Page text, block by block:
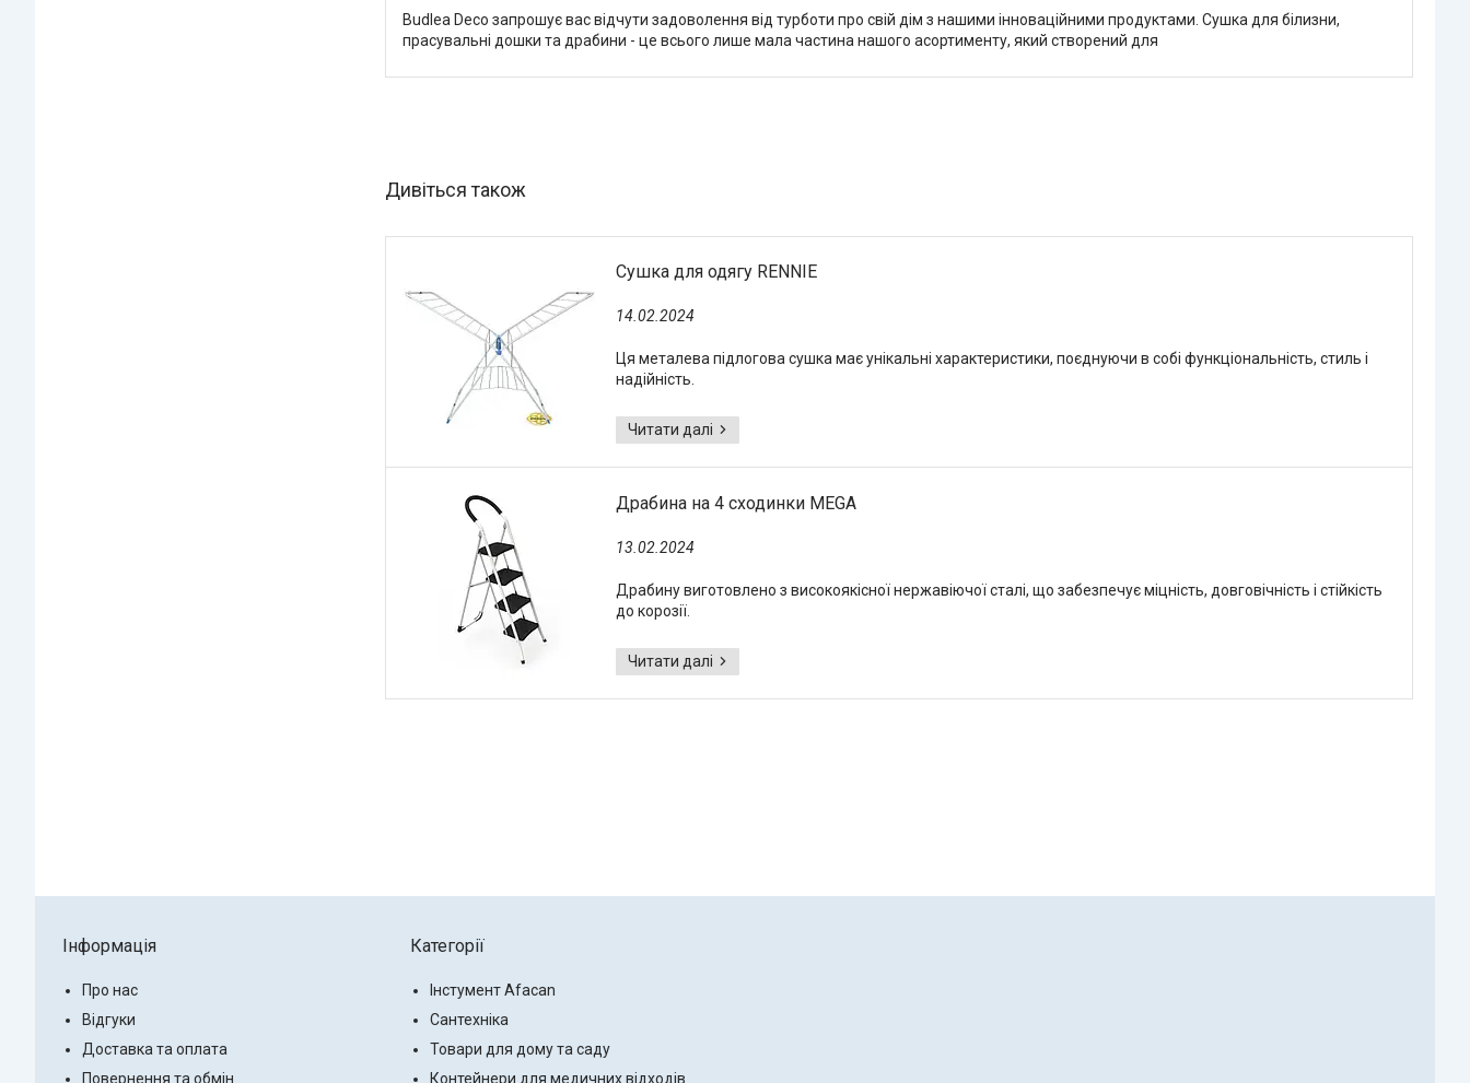
Budlea Deco запрошує вас відчути задоволення від турботи про свій дім з нашими інноваційними продуктами. Сушка для білизни,
прасувальні дошки та драбини - це всього лише мала частина нашого асортименту, який створений для
Сушка для одягу RENNIE
14.02.2024
Ця металева підлогова сушка має унікальні характеристики, поєднуючи в собі функціональність, стиль і
надійність.
Драбина на 4 сходинки MEGA
13.02.2024
Драбину виготовлено з високоякісної нержавіючої сталі, що забезпечує міцність, довговічність і стійкість
до корозії.
Інформація
Про нас
Відгуки
Доставка та оплата
Повернення та обмін
Категорії
Інстумент Afacan
Сантехніка
Товари для дому та саду
Контейнери для медичних відходів